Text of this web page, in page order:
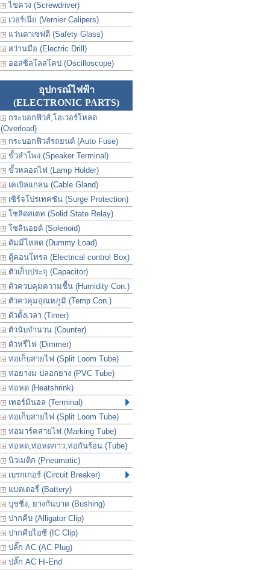
ไขควง (Screwdriver)
เวอร์เนีย (Vernier Calipers)
แว่นตาเซฟตี (Safety Glass)
สว่านมือ (Electric Drill)
ออสซิลโลสโคป (Oscilloscope)
อุปกรณ์ไฟฟ้า
(ELECTRONIC PARTS)
กระบอกฟิวส์,โอเวอร์โหลด
(Overload)
กระบอกฟิวส์รถยนต์ (Auto Fuse)
ขั้วลำโพง (Speaker Terminal)
ขั้วหลอดไฟ (Lamp Holder)
เคเบิลแกลน (Cable Gland)
เซิร์จโปรเทคชัน (Surge Protection)
โซลิดสเตท (Solid State Relay)
โซลินอยด์ (Solenoid)
ดัมมี่โหลด (Dummy Load)
ตู้คอนโทรล (Electrical control Box)
ตัวเก็บประจุ (Capacitor)
ตัวควบคุมความชื้น (Humidity Con.)
ตัวควคุมอุณหภูมิ (Temp Con.)
ตัวตั้งเวลา (Timer)
ตัวนับจำนวน (Counter)
ตัวหรี่ไฟ (Dimmer)
ท่อเก็บสายไฟ (Split Loom Tube)
ท่อยางม ปลอกยาง (PVC Tube)
ท่อหด (Heatshrink)
เทอร์มินอล (Terminal)
ท่อเก็บสายไฟ (Split Loom Tube)
ท่อมาร์คสายไฟ (Marking Tube)
ท่อหด,ท่อหดกาว,ท่อกันร้อน (Tube)
นิวเมติก (Pneumatic)
เบรกเกอร์ (Circuit Breaker)
แบตเตอรี่ (Battery)
บุชชิ่ง, ยางกันบาด (Bushing)
ปากคีบ (Alligator Clip)
ปากคีบไอซี (IC Clip)
ปลั๊ก AC (AC Plug)
ปลั๊ก AC Hi-End